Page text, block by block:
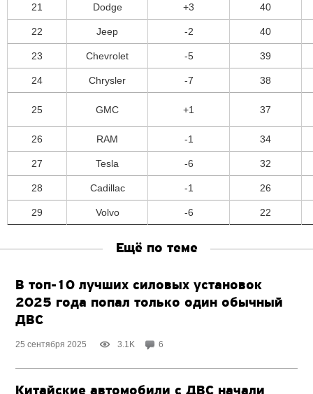
21 Dodge +3 40
22 Jeep -2 40
23 Chevrolet -5 39
24 Chrysler -7 38
25 GMC +1 37
26 RAM -1 34
27 Tesla -6 32
28 Cadillac -1 26
29 Volvo -6 22
Ещё по теме
В топ-10 лучших силовых установок
2025 года попал только один обычный
ДВС
25 сентября 2025 3.1K 6